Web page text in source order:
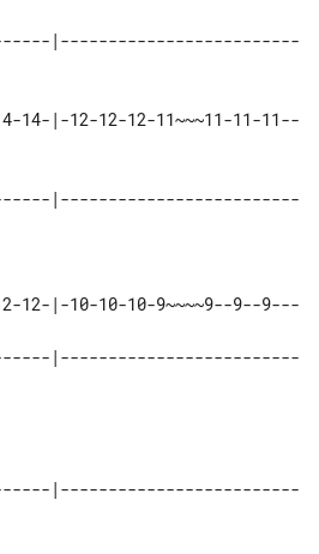
|-------------------------
14-|-12-12-12-11~~~11-11-11--
|-------------------------
12-|-10-10-10-9~~~~9--9--9---
|-------------------------
|-------------------------